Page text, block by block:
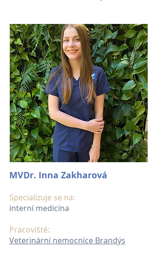
MVDr. Inna Zakharová
Specializuje se na:
interní medicína
Pracoviště:
Veterinární nemocnice Brandýs